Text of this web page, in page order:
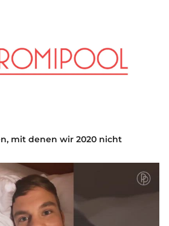
mit denen wir 2020 nicht